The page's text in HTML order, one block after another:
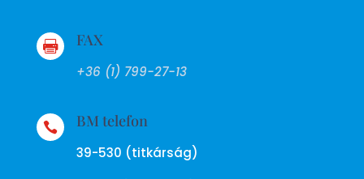
 FAX
+36 (1) 799-27-13
 BM telefon
39-530 (titkárság)